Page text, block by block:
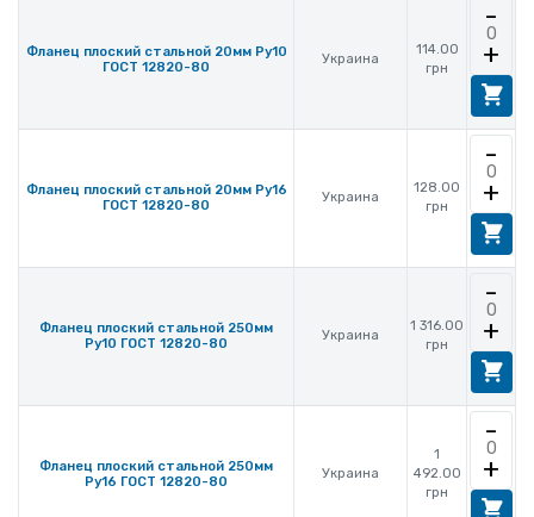
Фланец плоский стальной 20мм Ру10
ГОСТ 12820-80
Украина
114.00
грн
-
+
Фланец плоский стальной 20мм Ру16
ГОСТ 12820-80
Украина
128.00
грн
-
+
Фланец плоский стальной 250мм
Ру10 ГОСТ 12820-80
Украина
1 316.00
грн
-
+
Фланец плоский стальной 250мм
Ру16 ГОСТ 12820-80
Украина
1
492.00
грн
-
+